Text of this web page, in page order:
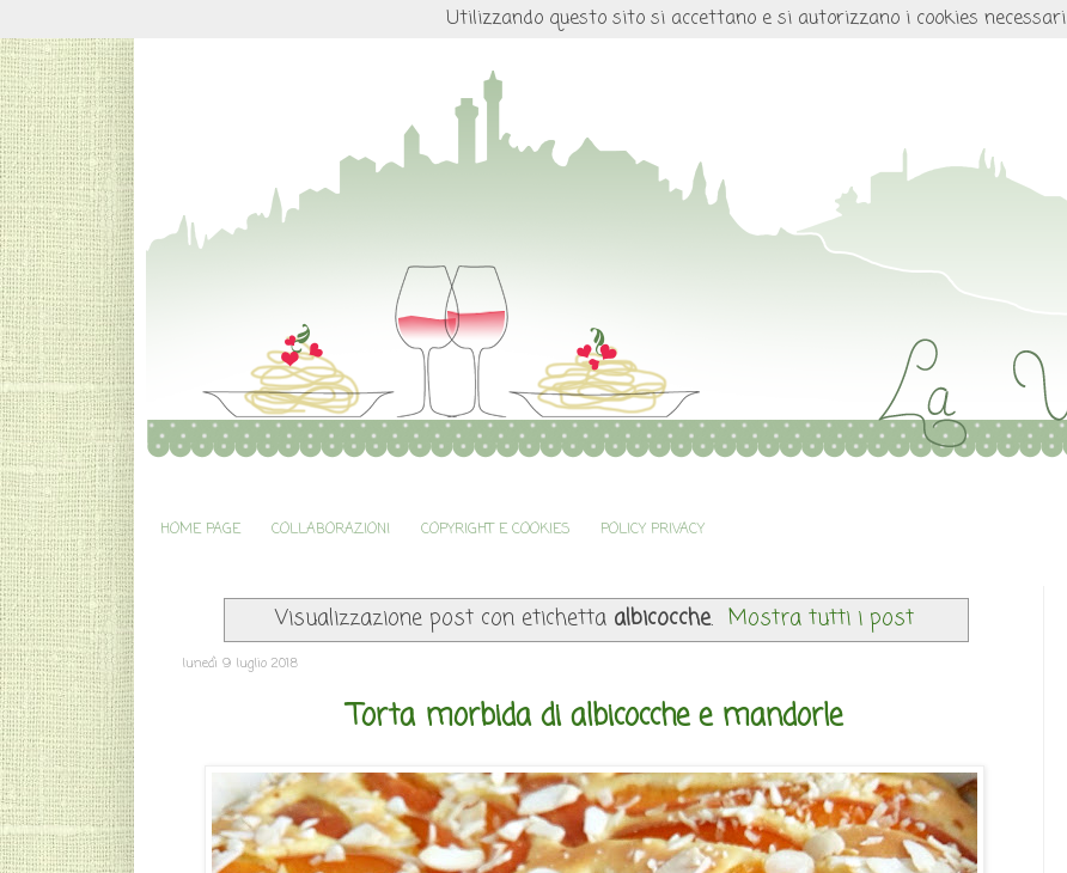
HOME PAGE COLLABORAZIONI COPYRIGHT E COOKIES POLICY PRIVACY
Visualizzazione post con etichetta albicocche. Mostra tutti i post
lunedì 9 luglio 2018
Torta morbida di albicocche e mandorle
Utilizzando questo sito si accettano e si autorizzano i cookies necessari